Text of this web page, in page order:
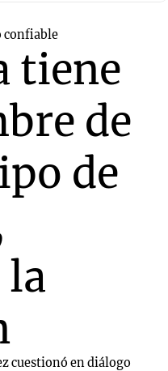
confiable
tiene
de
de
cuestionó en diálogo